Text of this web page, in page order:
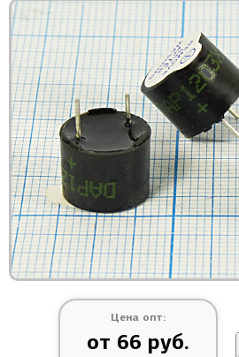
Цена опт:
от 66 руб.